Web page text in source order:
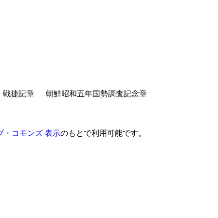
戦捷記章 朝鮮昭和五年国勢調査記念章
・コモンズ 表示のもとで利用可能です。